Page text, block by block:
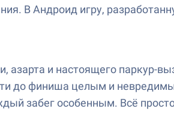
В Андроид игру,
азарта и настоящего паркур-
до финиша целым и
забег особенным. Всё